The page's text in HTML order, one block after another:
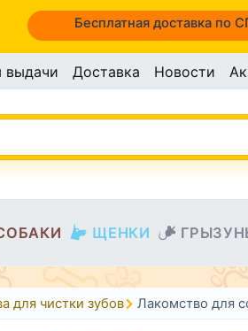
Бесплатная доставка по
выдачи Доставка Новости
ЩЕНКИ
для чистки зубов Лакомство для